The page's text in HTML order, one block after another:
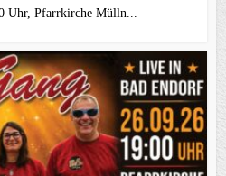
Uhr, Pfarrkirche Mülln...